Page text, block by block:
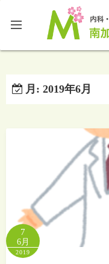
ブログTOP
月: 2019年6月
7
6月
2019